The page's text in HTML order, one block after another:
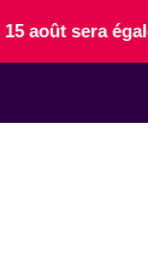
août sera